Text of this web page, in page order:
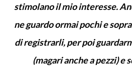
stimolano il mio interesse.
ne guardo ormai pochi e
di registrarli, per poi
(magari anche a pezzi) e